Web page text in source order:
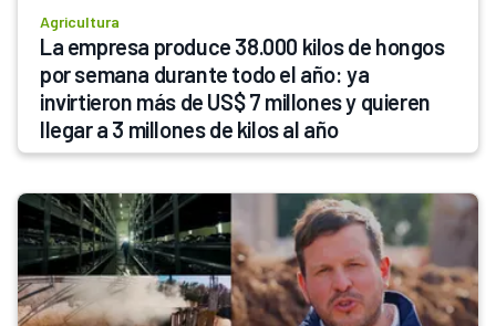
Agricultura
La empresa produce 38.000 kilos de hongos
por semana durante todo el año: ya
invirtieron más de US$ 7 millones y quieren
llegar a 3 millones de kilos al año